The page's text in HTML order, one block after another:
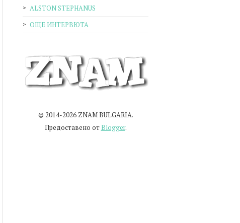
ALSTON STEPHANUS
ОЩЕ ИНТЕРВЮТА
© 2014-2026 ZNAM BULGARIA.
Предоставено от Blogger.